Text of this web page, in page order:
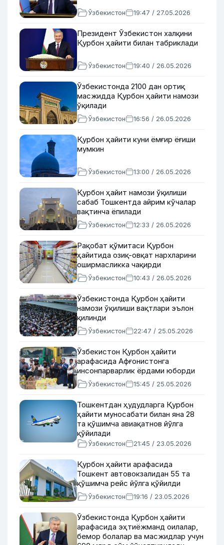
Ўзбекистон 19:47 / 27.05.2026
Президент Ўзбекистон халқини
Қурбон ҳайити билан табриклади
Ўзбекистон 19:40 / 26.05.2026
Ўзбекистонда 2100 дан ортиқ
масжидда Қурбон ҳайити намози
ўқилади
Ўзбекистон 16:56 / 26.05.2026
Қурбон ҳайити куни ёмғир ёғиши
мумкин
Ўзбекистон 13:00 / 26.05.2026
Қурбон ҳайит намози ўқилиши
сабаб Тошкентда айрим кўчалар
вақтинча ёпилади
Ўзбекистон 12:33 / 26.05.2026
Рақобат қўмитаси Қурбон
ҳайитида озиқ-овқат нархларини
оширмасликка чақирди
Ўзбекистон 10:43 / 26.05.2026
Ўзбекистонда Қурбон ҳайити
намози ўқилиши вақтлари эълон
қилинди
Ўзбекистон 22:47 / 25.05.2026
Ўзбекистон Қурбон ҳайити
арафасида Афғонистонга
инсонпарварлик ёрдами юборди
Ўзбекистон 15:45 / 25.05.2026
Тошкентдан ҳудудларга Қурбон
ҳайити муносабати билан яна 28
та қўшимча авиақатнов йўлга
қўйилади
Ўзбекистон 21:45 / 23.05.2026
Қурбон ҳайити арафасида
Тошкент автовокзалидан 55 та
қўшимча рейс йўлга қўйилди
Ўзбекистон 19:16 / 23.05.2026
Ўзбекистонда Қурбон ҳайити
арафасида эҳтиёжманд оилалар,
бемор болалар ва масжидлар учун